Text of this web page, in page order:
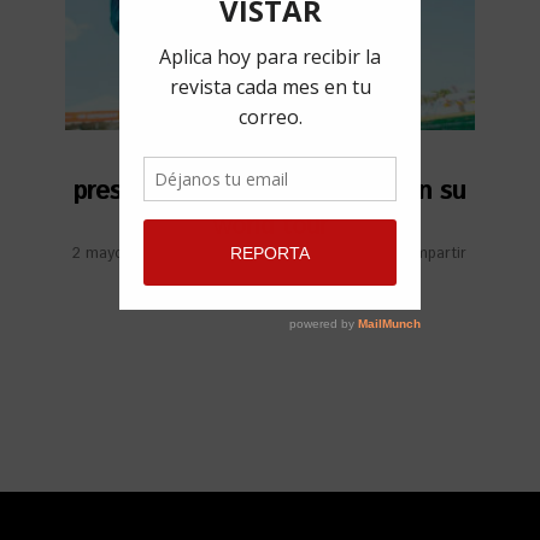
Conoce las próximas
presentaciones de Cimafunk en su
world tour
2 mayo, 2022 Redacción VISTAR Compartir